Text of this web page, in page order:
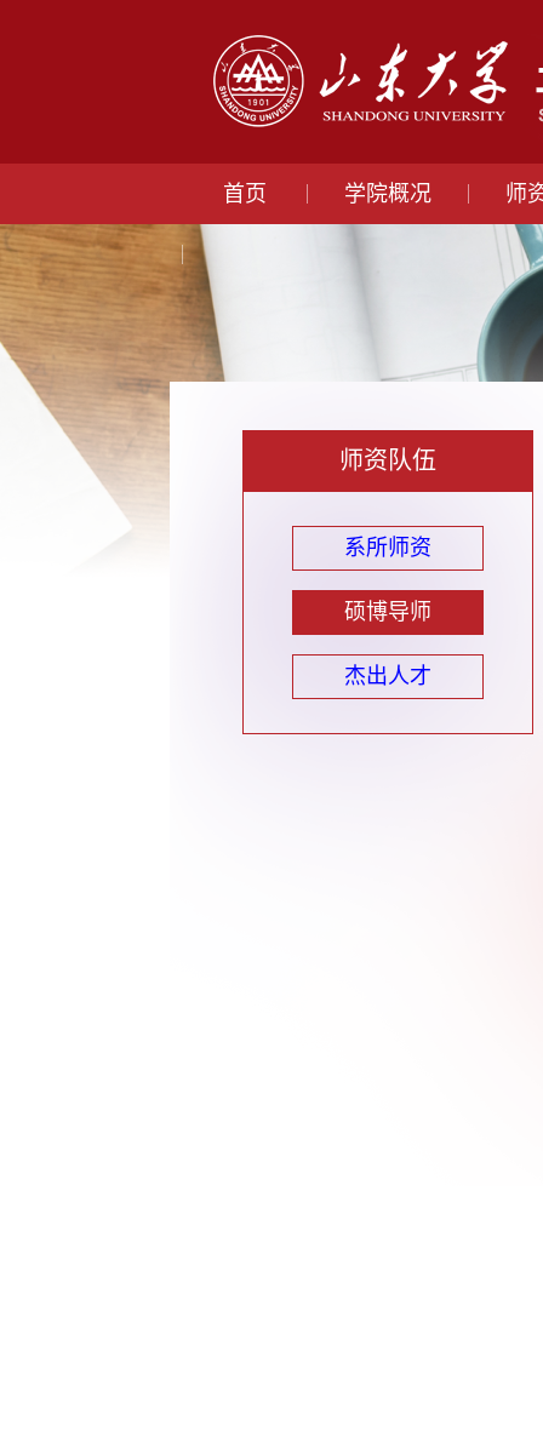
首页 学院概况 师
师资队伍
系所师资
硕博导师
杰出人才